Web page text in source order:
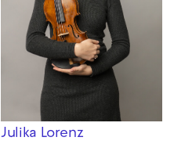
Julika Lorenz